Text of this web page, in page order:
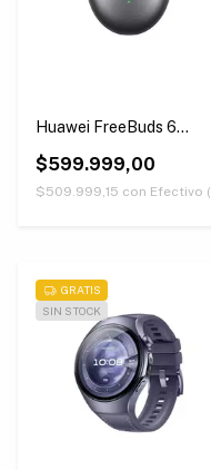
Huawei FreeBuds 6
$599.999,00
$509.999,15 con Efectivo (Únicamente retirando en nuestras sucursales)
SIN STOCK
GRATIS